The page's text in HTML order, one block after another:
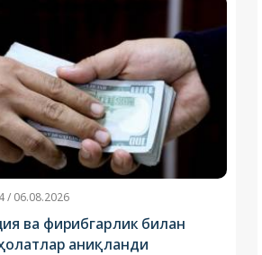
/ 06.08.2026
ва фирибгарлик билан
аниқланди